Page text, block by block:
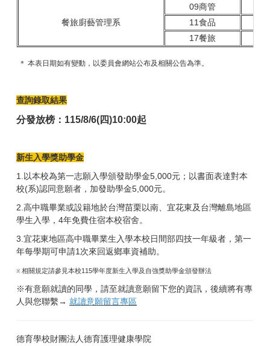
餐旅廚藝管理系
09商管
11食品
17餐旅
＊ 本表日期如有變動，以委員會網站公布及相關公告為準。
查詢錄取結果
分發放榜：115/8/6(四)10:00起
新生入學獎助學金
1.以本校為第一志願入學頒發助學金5,000元；以書面表達對本
校(系)認同意願者，加發助學金5,000元。
2.高中職畢業或設籍地於台灣苗栗以南、宜花東及台灣離島地區
學生入學，4年免費住宿本校宿舍。
3.宜花東地區高中職畢業生入學本校日間部四技一年級者，第一
年每學期可申請1次來回返鄉車資補助。
※ 相關規定請參見本校115學年度新生入學及自強獎助學金頒發辦法
※有意願就讀的同學，請至就讀意願留下您的資訊，後續將有專
人與您聯繫→ 就讀意願留言專區
德育學校財團法人德育護理健康學院